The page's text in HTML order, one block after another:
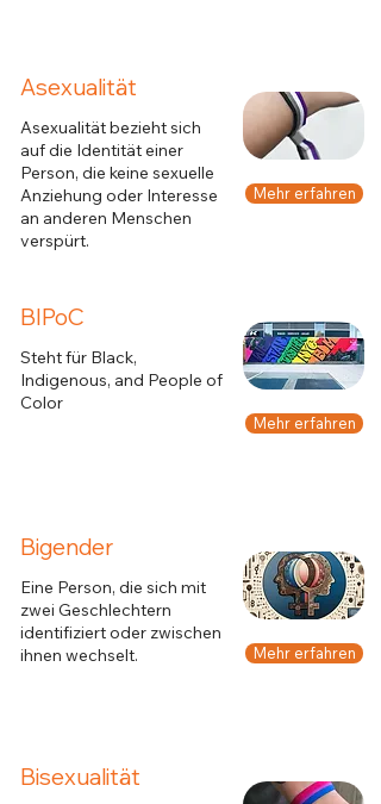
Asexualität
Asexualität bezieht sich
auf die Identität einer
Person, die keine sexuelle
Anziehung oder Interesse
an anderen Menschen
verspürt.
Mehr erfahren
BIPoC
Steht für Black,
Indigenous, and People of
Color
Mehr erfahren
Bigender
Eine Person, die sich mit
zwei Geschlechtern
identifiziert oder zwischen
ihnen wechselt.
Mehr erfahren
Bisexualität